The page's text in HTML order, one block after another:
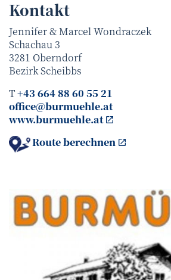
Kontakt
Jennifer & Marcel Wondraczek
Schachau 3
3281 Oberndorf
BezirkScheibbs
T+43 664 88 60 55 21
office@burmuehle.at
www.burmuehle.at
Route berechnen